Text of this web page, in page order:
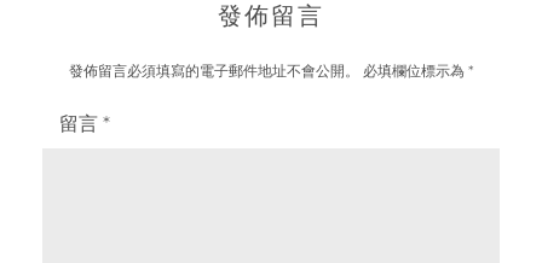
發佈留言
發佈留言必須填寫的電子郵件地址不會公開。 必填欄位標示為 *
留言 *